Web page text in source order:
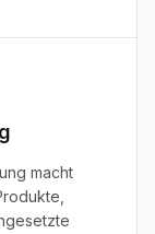
macht